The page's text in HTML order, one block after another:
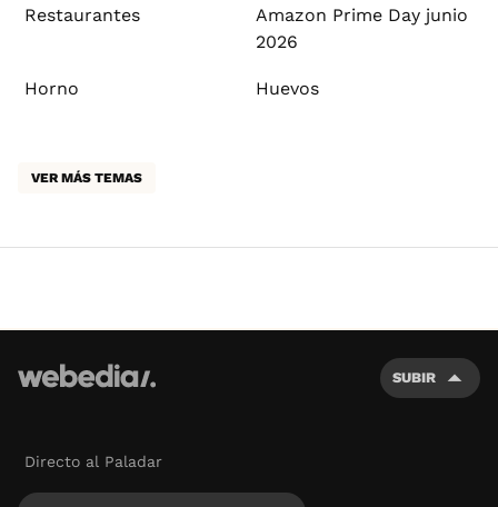
Restaurantes
Amazon Prime Day junio
2026
Horno Huevos
VER MÁS TEMAS
SUBIR
Directo al Paladar